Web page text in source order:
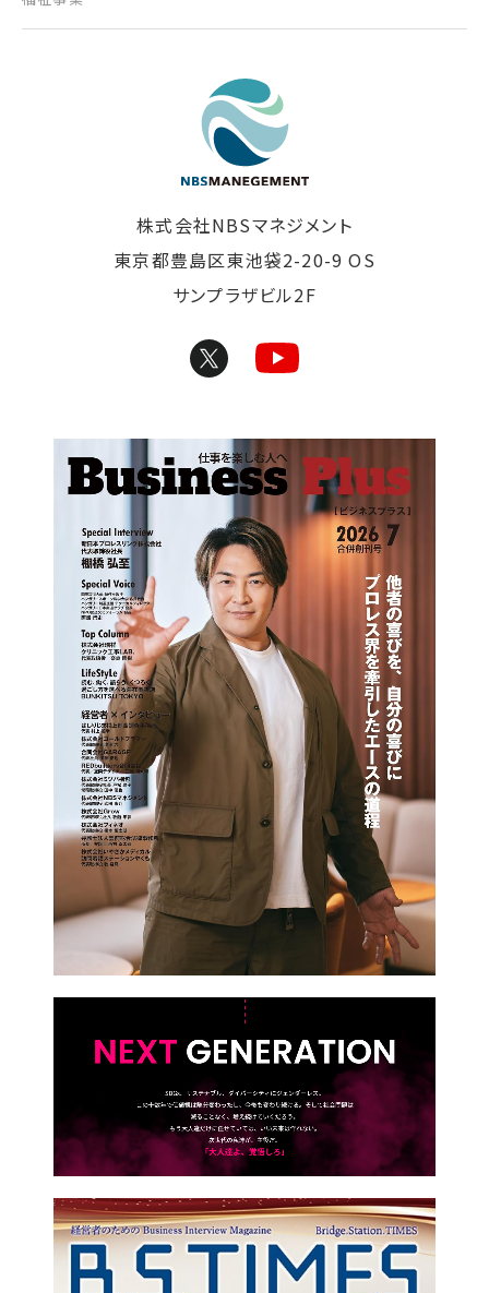
株式会社NBSマネジメント
東京都豊島区東池袋2-20-9 OS
サンプラザビル2F